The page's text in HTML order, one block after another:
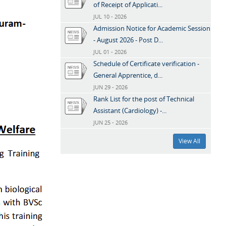
of Receipt of Applicati...
JUL 10 - 2026
Admission Notice for Academic Session
- August 2026 - Post D...
JUL 01 - 2026
Schedule of Certificate verification -
General Apprentice, d...
JUN 29 - 2026
Rank List for the post of Technical
Assistant (Cardiology) -...
JUN 25 - 2026
View All